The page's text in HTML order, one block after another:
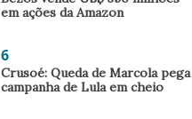
em ações da Amazon
6
Crusoé: Queda de Marcola pega
campanha de Lula em cheio